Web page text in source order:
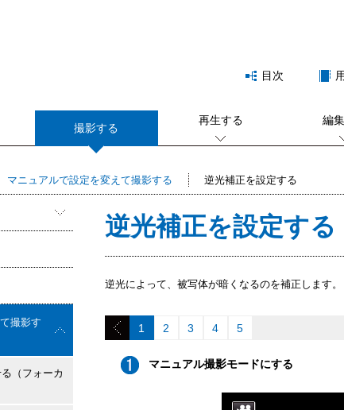
目次
撮影する
再生する 編
マニュアルで設定を変えて撮影する 逆光補正を設定する
撮影す
（フォーカ
逆光補正を設定する
逆光によって、被写体が暗くなるのを補正します。
1 2 3 4 5
マニュアル撮影モードにする